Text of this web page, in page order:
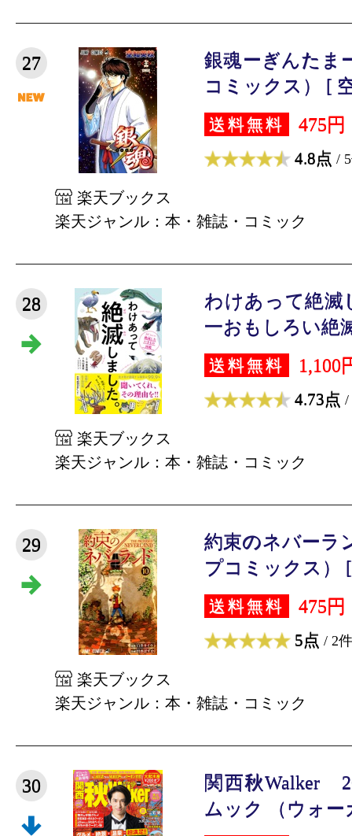
27
銀魂ーぎんたま
コミックス） [
送料無料 475円
4.8点 /
楽天ブックス
楽天ジャンル：本・雑誌・コミック
28
わけあって絶滅
一おもしろい絶
送料無料 1,100
4.73点 /
楽天ブックス
楽天ジャンル：本・雑誌・コミック
29
約束のネバーラ
プコミックス）
送料無料 475円
5点 / 2件
楽天ブックス
楽天ジャンル：本・雑誌・コミック
30
関西秋Walker
ムック （ウォー